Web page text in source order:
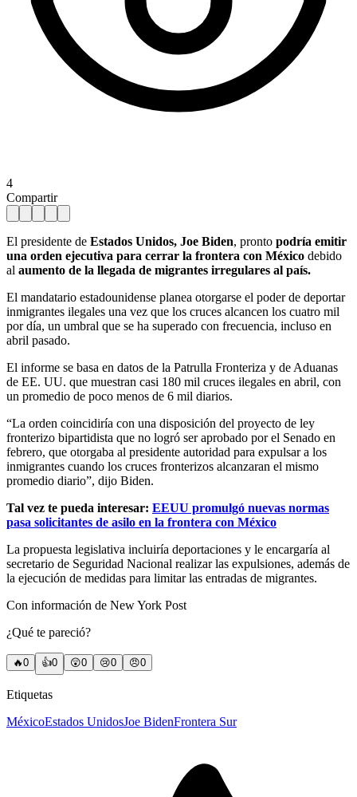
4
Compartir
El presidente de Estados Unidos, Joe Biden, pronto podría emitir
una orden ejecutiva para cerrar la frontera con México debido
al aumento de la llegada de migrantes irregulares al país.
El mandatario estadounidense planea otorgarse el poder de deportar
inmigrantes ilegales una vez que los cruces alcancen los cuatro mil
por día, un umbral que se ha superado con frecuencia, incluso en
abril pasado.
El informe se basa en datos de la Patrulla Fronteriza y de Aduanas
de EE. UU. que muestran casi 180 mil cruces ilegales en abril, con
un promedio de poco menos de 6 mil diarios.
“La orden coincidiría con una disposición del proyecto de ley
fronterizo bipartidista que no logró ser aprobado por el Senado en
febrero, que otorgaba al presidente autoridad para expulsar a los
inmigrantes cuando los cruces fronterizos alcanzaran el mismo
promedio diario”, dijo Biden.
Tal vez te pueda interesar: EEUU promulgó nuevas normas
pasa solicitantes de asilo en la frontera con México
La propuesta legislativa incluiría deportaciones y le encargaría al
secretario de Seguridad Nacional realizar las expulsiones, además de
la ejecución de medidas para limitar las entradas de migrantes.
Con información de New York Post
¿Qué te pareció?
🔥0 👍0 😲0 😢0 😠0
Etiquetas
MéxicoEstados UnidosJoe BidenFrontera Sur